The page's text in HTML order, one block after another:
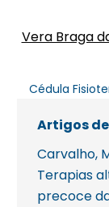
Vera Braga
Cédula
Artigos
Carvalho,
Terapias
precoce